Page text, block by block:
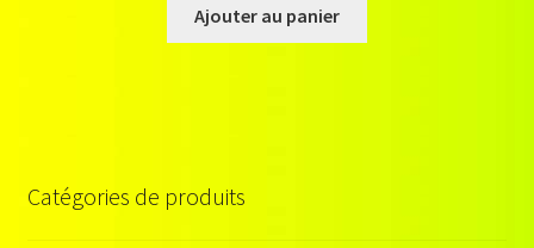
Ajouter au panier
Catégories de produits